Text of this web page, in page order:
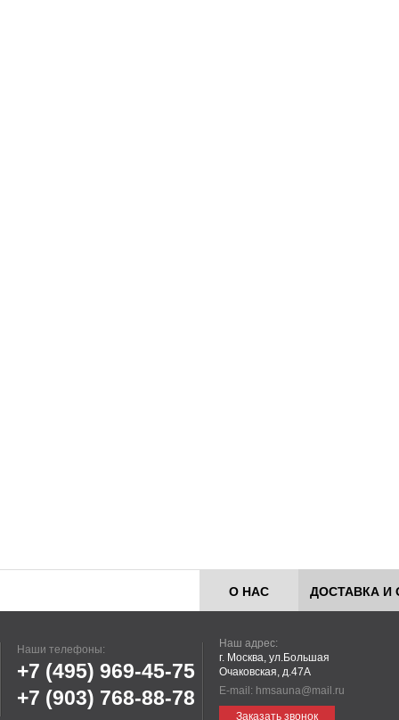
О НАС ДОСТАВКА И
Наши телефоны:
+7 (495) 969-45-75
+7 (903) 768-88-78
Наш адрес:
г. Москва, ул.Большая
Очаковская, д.47А
E-mail: hmsauna@mail.ru
Заказать звонок